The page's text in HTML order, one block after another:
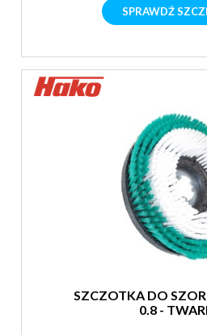
SPRAWDŹ
SZCZOTKA DO
0,8 -